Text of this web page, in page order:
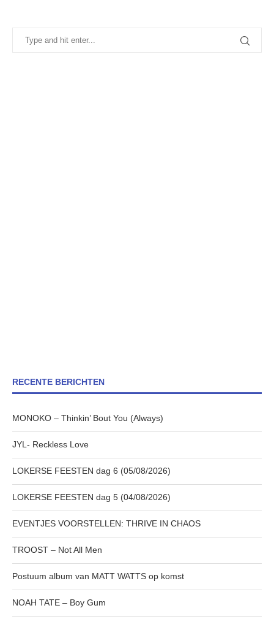
RECENTE BERICHTEN
MONOKO – Thinkin’ Bout You (Always)
JYL- Reckless Love
LOKERSE FEESTEN dag 6 (05/08/2026)
LOKERSE FEESTEN dag 5 (04/08/2026)
EVENTJES VOORSTELLEN: THRIVE IN CHAOS
TROOST – Not All Men
Postuum album van MATT WATTS op komst
NOAH TATE – Boy Gum